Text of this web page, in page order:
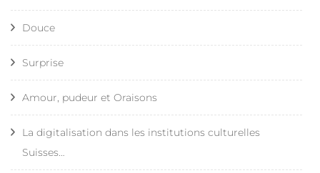
Douce
Surprise
Amour, pudeur et Oraisons
La digitalisation dans les institutions culturelles
Suisses…